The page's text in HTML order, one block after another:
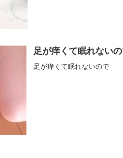
足が痒くて眠れない
足が痒くて眠れないので